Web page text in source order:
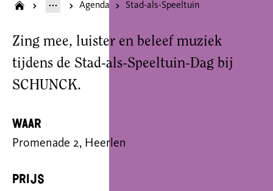
Agenda Stad-als-Speeltuin
Zing mee, luister en beleef muziek
tijdens de Stad-als-Speeltuin-Dag bij
SCHUNCK.
Waar
Promenade 2, Heerlen
Prijs